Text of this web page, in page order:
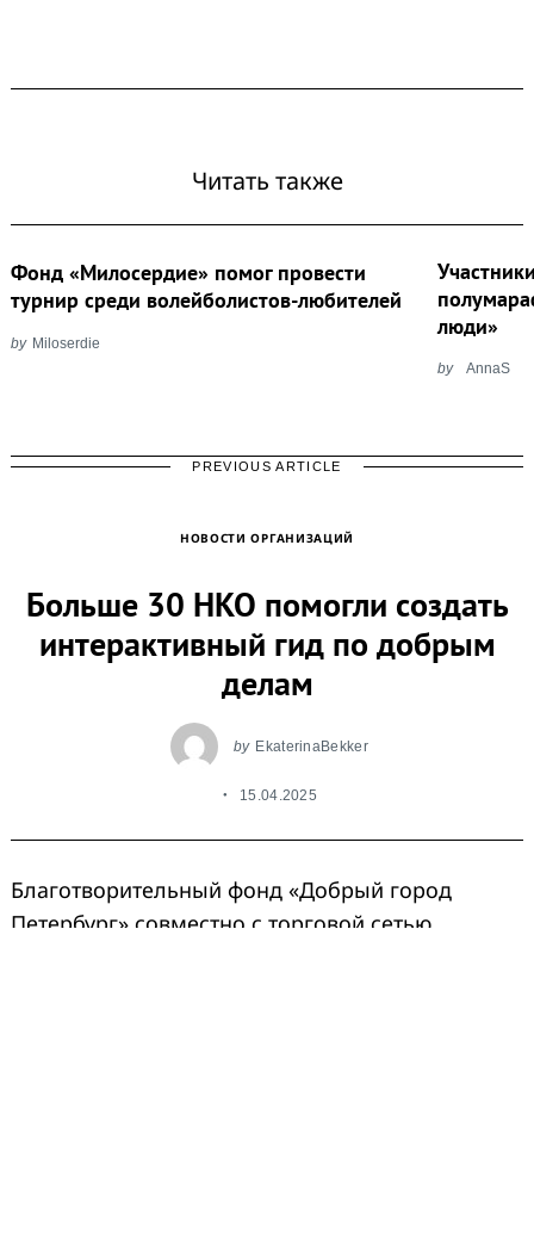
Читать также
Фонд «Милосердие» помог провести
турнир среди волейболистов-любителей
by Miloserdie
люди»
by AnnaS
PREVIOUS ARTICLE
НОВОСТИ ОРГАНИЗАЦИЙ
Больше 30 НКО помогли создать
интерактивный гид по добрым
делам
by EkaterinaBekker
15.04.2025
Благотворительный фонд «Добрый город
Петербург» совместно с торговой сетью